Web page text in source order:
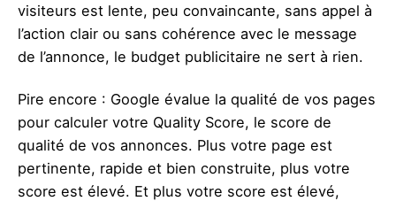
visiteurs est lente, peu convaincante, sans appel à
l’action clair ou sans cohérence avec le message
de l’annonce, le budget publicitaire ne sert à rien.
Pire encore : Google évalue la qualité de vos pages
pour calculer votre Quality Score, le score de
qualité de vos annonces. Plus votre page est
pertinente, rapide et bien construite, plus votre
score est élevé. Et plus votre score est élevé,